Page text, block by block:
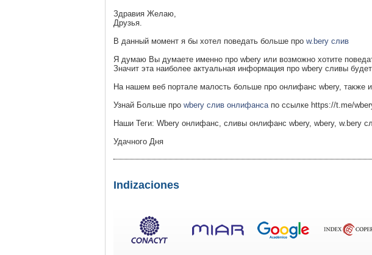
Здравия Желаю,
Друзья.
В данный момент я бы хотел поведать больше про w.bery слив
Я думаю Вы думаете именно про wbery или возможно хотите
Значит эта наиболее актуальная информация про wbery сливы
На нашем веб портале малость больше про онлифанс wbery, также
Узнай Больше про wbery слив онлифанса по ссылке https://t.me/
Наши Теги: Wbery онлифанс, сливы онлифанс wbery, wbery, w.bery
Удачного Дня
Indizaciones